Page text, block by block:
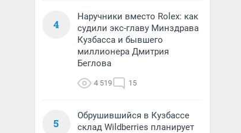
4
Наручники вместо Rolex: как
судили экс-главу Минздрава
Кузбасса и бывшего
миллионера Дмитрия
Беглова
4 519 15
5
Обрушившийся в Кузбассе
склад Wildberries планирует